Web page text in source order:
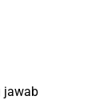
jawab